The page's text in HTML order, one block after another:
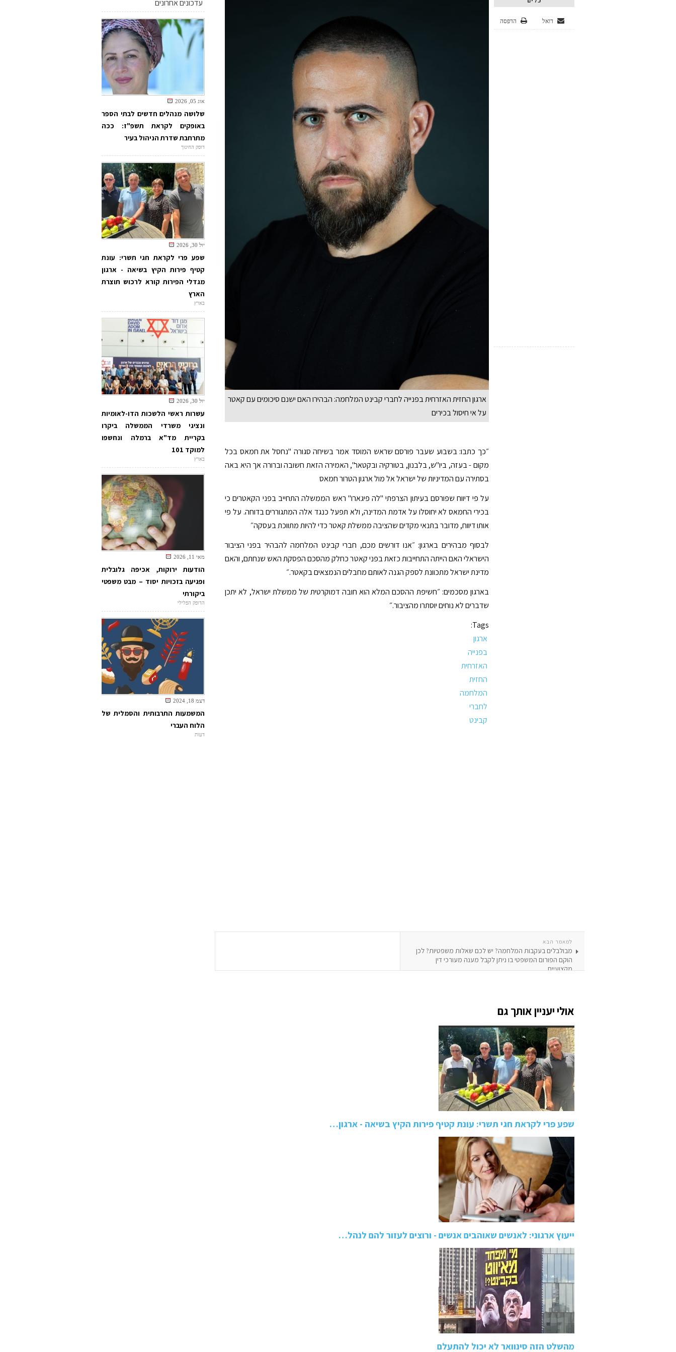
הדפסה דואל
ארגון החזית האזרחית בפנייה לחברי קבינט המלחמה: הבהירו האם ישנם סיכומים עם קאטר
על אי חיסול בכירים
״כך כתבו: בשבוע שעבר פורסם שראש המוסד אמר בשיחה סגורה "נחסל את חמאס בכל
מקום - בעזה, ביו"ש, בלבנון, בטורקיה ובקטאר", האמירה הזאת חשובה וברורה אך היא באה
בסתירה עם המדיניות של ישראל אל מול ארגון הטרור חמאס
על פי דיווח שפורסם בעיתון הצרפתי "לה פיגארו" ראש הממשלה התחייב בפני הקאטרים כי
בכירי החמאס לא יחוסלו על אדמת המדינה, ולא תפעל כנגד אלה המתגוררים בדוחה. על פי
אותו דיווח, מדובר בתנאי מקדים שהציבה ממשלת קאטר כדי להיות מתווכת בעסקה״
לבסוף מבהירים בארגון: ״אנו דורשים מכם, חברי קבינט המלחמה להבהיר בפני הציבור
הישראלי האם הייתה התחייבות כזאת בפני קאטר כחלק מהסכם הפסקת האש שנחתם, והאם
מדינת ישראל מתכוונת לספק הגנה לאותם מחבלים הנמצאים בקאטר.״
בארגון מסכמים: ״חשיפת ההסכם המלא הוא חובה דמוקרטית של ממשלת ישראל, לא יתכן
שדברים לא נוחים יוסתרו מהציבור.״
Tags:
ארגון
בפנייה
האזרחית
החזית
המלחמה
לחברי
קבינט
למאמר הבא
מבולבלים בעקבות המלחמה? יש לכם שאלות משפטיות? לכן
הוקם הפורום המשפטי בו ניתן לקבל מענה מעורכי דין
מקצועיים
אולי יעניין אותך גם
שפע פרי לקראת חגי תשרי: עונת קטיף פירות הקיץ בשיאה - ארגון…
ייעוץ ארגוני: לאנשים שאוהבים אנשים - ורוצים לעזור להם לנהל…
מהשלט הזה סינוואר לא יכול להתעלם
עדכונים אחרונים
אוג 05, 2026
שלושה מנהלים חדשים לבתי הספר
באופקים לקראת תשפ"ז: ככה
מתרחבת שדרת הניהול בעיר
דופק החינוך
יול 30, 2026
שפע פרי לקראת חגי תשרי: עונת
קטיף פירות הקיץ בשיאה - ארגון
מגדלי הפירות קורא לרכוש תוצרת
הארץ
בארץ
יול 30, 2026
עשרות ראשי הלשכות הדו-לאומיות
ונציגי משרדי הממשלה ביקרו
בקריית מד"א ברמלה ונחשפו
למוקד 101
בארץ
מאי 11, 2026
הודעות ירוקות, אכיפה גלובלית
ופגיעה בזכויות יסוד – מבט משפטי
ביקורתי
הדופק הפלילי
דצמ 18, 2024
המשמעות התרבותית והסמלית של
הלוח העברי
דעות